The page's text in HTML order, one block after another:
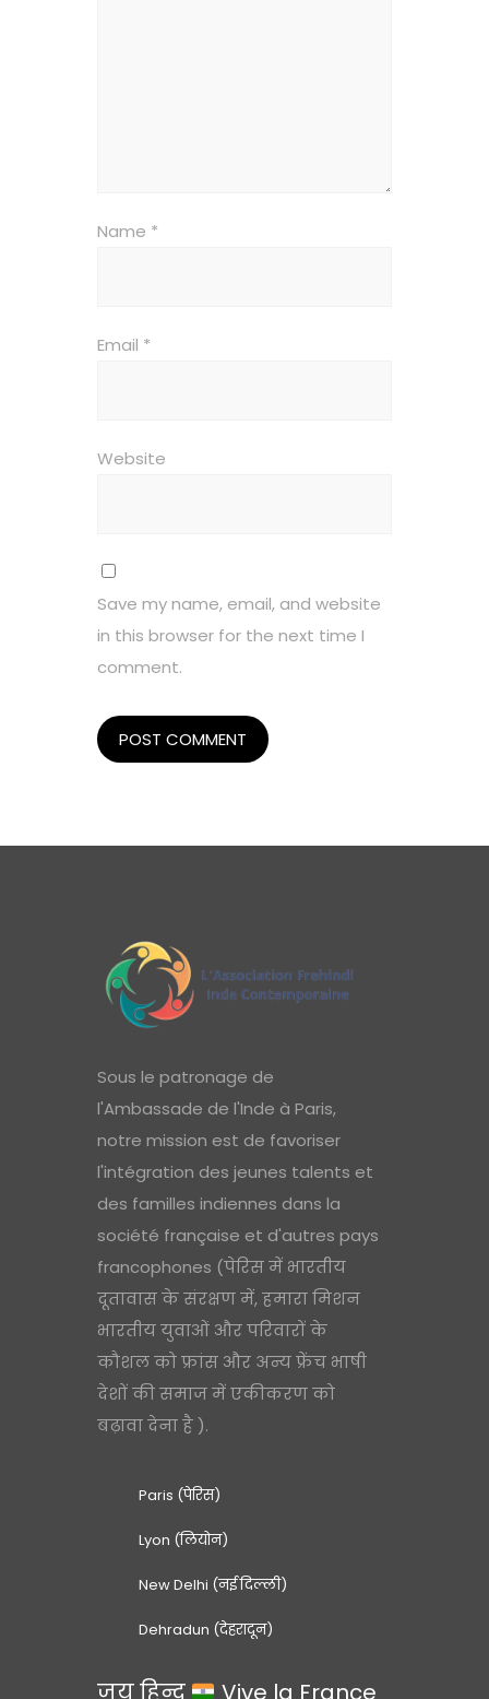
Name *
Email *
Website
Save my name, email, and website
in this browser for the next time I
comment.
Sous le patronage de
l'Ambassade de l'Inde à Paris,
notre mission est de favoriser
l'intégration des jeunes talents et
des familles indiennes dans la
société française et d'autres pays
francophones (पेरिस में भारतीय
दूतावास के संरक्षण में, हमारा मिशन
भारतीय युवाओं और परिवारों के
कौशल को फ्रांस और अन्य फ्रेंच भाषी
देशों की समाज में एकीकरण को
बढ़ावा देना है ).
Paris (पेरिस)
Lyon (लियोन)
New Delhi (नई दिल्ली)
Dehradun (देहरादून)
जय हिन्द Vive la France